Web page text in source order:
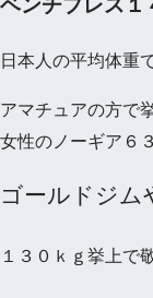
ベンチプレス１
日本人の平均体重
アマチュアの方で
女性のノーギア６
ゴールドジム
１３０ｋｇ挙上で